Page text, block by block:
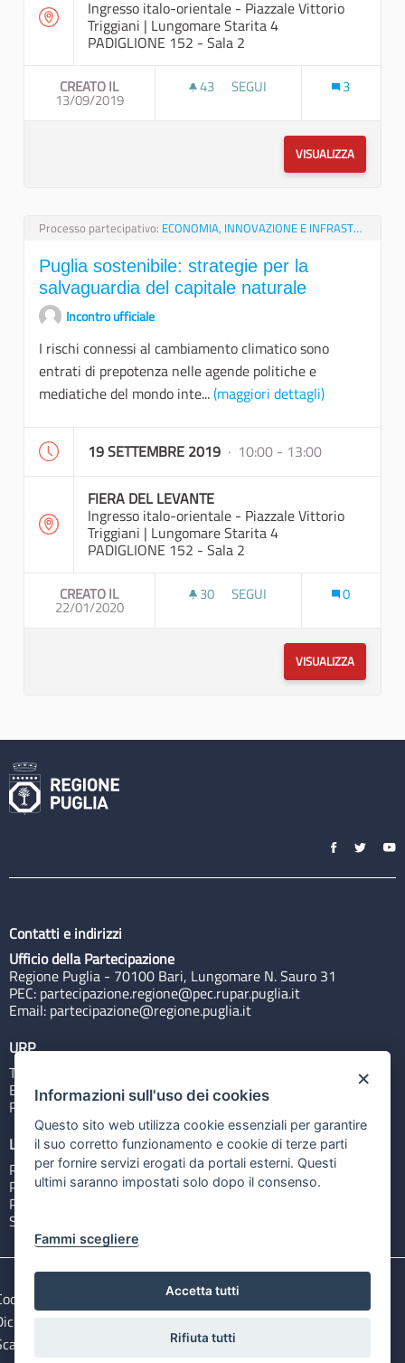
Ingresso italo-orientale - Piazzale Vittorio
Triggiani | Lungomare Starita 4
PADIGLIONE 152 - Sala 2
CREATO IL
13/09/2019
43 43 SOSTENITORI
SEGUI 3
VISUALIZZA
Processo partecipativo: ECONOMIA, INNOVAZIONE E INFRASTRUTTURE
Puglia sostenibile: strategie per la
salvaguardia del capitale naturale
Incontro ufficiale
I rischi connessi al cambiamento climatico sono
entrati di prepotenza nelle agende politiche e
mediatiche del mondo inte...(maggiori dettagli)
19 SETTEMBRE 2019 · 10:00 - 13:00
FIERA DEL LEVANTE
Ingresso italo-orientale - Piazzale Vittorio
Triggiani | Lungomare Starita 4
PADIGLIONE 152 - Sala 2
CREATO IL
22/01/2020
30 30 SOSTENITORI
SEGUI 0
VISUALIZZA
Contatti e indirizzi
Ufficio della Partecipazione
Regione Puglia - 70100 Bari, Lungomare N. Sauro 31
PEC: partecipazione.regione@pec.rupar.puglia.it
Email: partecipazione@regione.puglia.it
URP
Tel: 800713939
Email:quiregione@regione.puglia.it
Rubrica
Link utili
Portale Istituzionale
PO FESR Puglia 2014-2020
PSR Puglia 2014-2020
Sistema Puglia
e privacy
Note legali
di accessibilità
i file Open Data
×
Informazioni sull'uso dei cookies
Questo sito web utilizza cookie essenziali per garantire
il suo corretto funzionamento e cookie di terze parti
per fornire servizi erogati da portali esterni. Questi
ultimi saranno impostati solo dopo il consenso.
Fammi scegliere
Accetta tutti
Rifiuta tutti